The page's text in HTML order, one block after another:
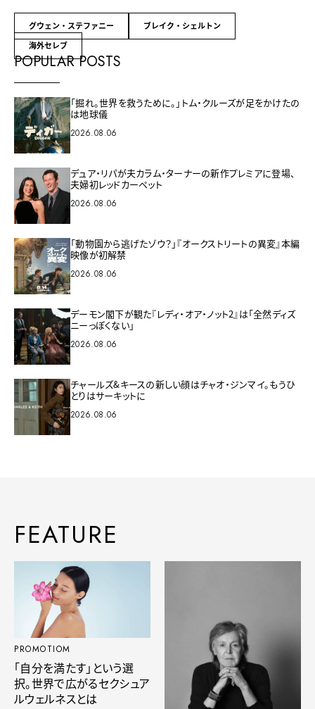
グウェン・ステファニー
ブレイク・シェルトン
海外セレブ
POPULAR POSTS
「掘れ。世界を救うために。」トム・クルーズが足をかけたの
は地球儀
2026.08.06
デュア・リパが夫カラム・ターナーの新作プレミアに登場、
夫婦初レッドカーペット
2026.08.06
「動物園から逃げたゾウ？」『オークストリートの異変』本編
映像が初解禁
2026.08.06
デーモン閣下が観た『レディ・オア・ノット2』は「全然ディズ
ニーっぽくない」
2026.08.06
チャールズ&キースの新しい顔はチャオ・ジンマイ。もうひ
とりはサーキットに
2026.08.06
FEATURE
PROMOTIOM
「自分を満たす」という選
択。世界で広がるセクシュア
ルウェルネスとは